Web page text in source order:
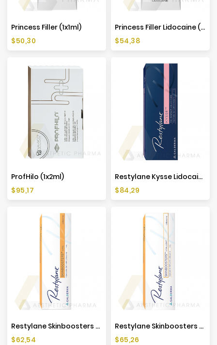
Princess Filler (1x1ml)
Cena
$50,30
Princess Filler Lidocaine (1x1ml)
Cena
$54,38
ProfHilo (1x2ml)
Cena
$95,17
Restylane Kysse Lidocaine (1x1ml)
Cena
$84,29
Restylane Skinboosters Vital Lidocaine (1x1ml)
Cena
$62,54
Restylane Skinboosters Vital Light Lidocaine (1x1ml)
Cena
$65,26